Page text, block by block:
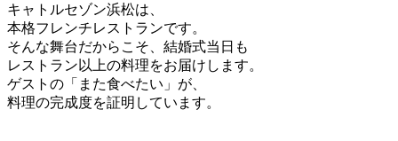
キャトルセゾン浜松は、
本格フレンチレストランです。
そんな舞台だからこそ、結婚式当日も
レストラン以上の料理をお届けします。
ゲストの「また食べたい」が、
料理の完成度を証明しています。